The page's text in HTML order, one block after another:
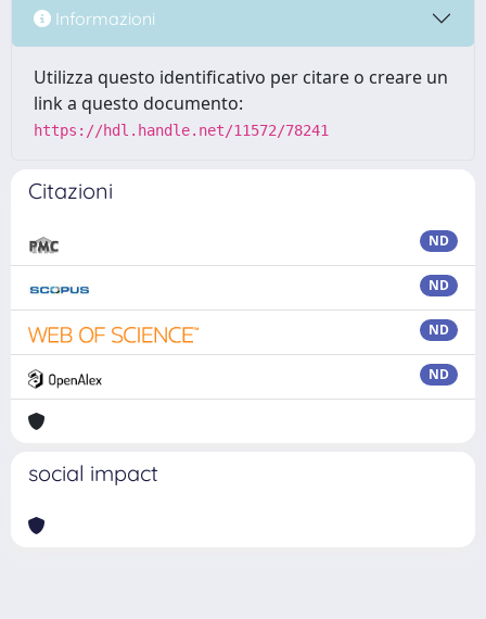
Informazioni
Utilizza questo identificativo per citare o creare un
link a questo documento:
https://hdl.handle.net/11572/78241
Citazioni
ND
ND
ND
ND
social impact